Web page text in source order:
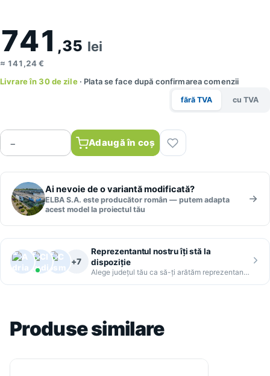
741 ,35 lei
≈ 141,24 €
Livrare în 30 de zile· Plata se face după confirmarea comenzii
fără TVA cu TVA
−
+
Adaugă în coș
Ai nevoie de o variantă modificată?
ELBA S.A. este producător român — putem adapta
acest model la proiectul tău
+7
Reprezentantul nostru îți stă la
dispoziție
Alege județul tău ca să-ți arătăm reprezentantul
Produse similare